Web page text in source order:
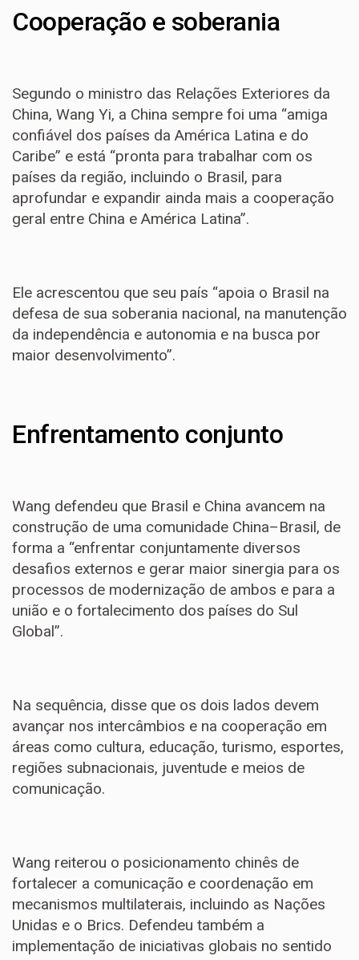
Cooperação e soberania
Segundo o ministro das Relações Exteriores da
China, Wang Yi, a China sempre foi uma “amiga
confiável dos países da América Latina e do
Caribe” e está “pronta para trabalhar com os
países da região, incluindo o Brasil, para
aprofundar e expandir ainda mais a cooperação
geral entre China e América Latina”.
Ele acrescentou que seu país “apoia o Brasil na
defesa de sua soberania nacional, na manutenção
da independência e autonomia e na busca por
maior desenvolvimento”.
Enfrentamento conjunto
Wang defendeu que Brasil e China avancem na
construção de uma comunidade China–Brasil, de
forma a “enfrentar conjuntamente diversos
desafios externos e gerar maior sinergia para os
processos de modernização de ambos e para a
união e o fortalecimento dos países do Sul
Global”.
Na sequência, disse que os dois lados devem
avançar nos intercâmbios e na cooperação em
áreas como cultura, educação, turismo, esportes,
regiões subnacionais, juventude e meios de
comunicação.
Wang reiterou o posicionamento chinês de
fortalecer a comunicação e coordenação em
mecanismos multilaterais, incluindo as Nações
Unidas e o Brics. Defendeu também a
implementação de iniciativas globais no sentido